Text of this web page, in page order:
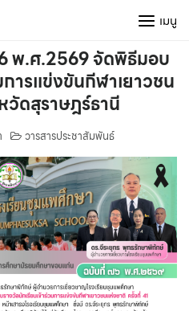
เมนู
พ.ศ.2569 จัดพิธีมอบ
ารแข่งขันกีฬาเยาวชน
วัดสุราษฎร์ธานี
วารสารประชาสัมพันธ์